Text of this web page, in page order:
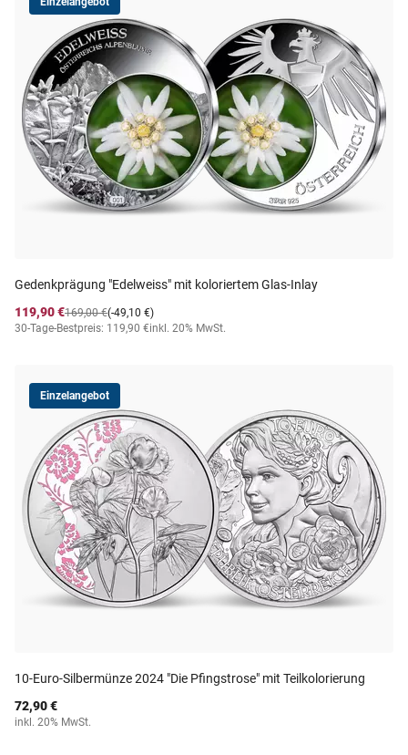
Gedenkprägung "Edelweiss" mit koloriertem Glas-Inlay
119,90 €
(-49,10 €)
169,00 €
30-Tage-Bestpreis: 119,90 €inkl. 20% MwSt.
Einzelangebot
10-Euro-Silbermünze 2024 "Die Pfingstrose" mit Teilkolorierung
72,90 €
inkl. 20% MwSt.